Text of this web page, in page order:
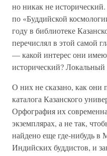
но никак не
по «Буддийской
году в библиотеке
перечислял в этой самой
— какой интерес они
исторический?
О них не сказано, как они
каталога Казанского
Орфография их
экземплярах, а не так,
найдено еще где-нибудь
Индийских буддистов, и